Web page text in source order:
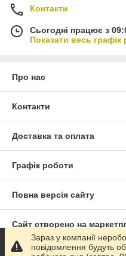
Контакти
Сьогодні працює з
Показати весь графік
Про нас
Контакти
Доставка та оплата
Графік роботи
Повна версія сайту
Сайт створено на
Політика конфіденційності
Зараз у компанії
повідомлення будуть